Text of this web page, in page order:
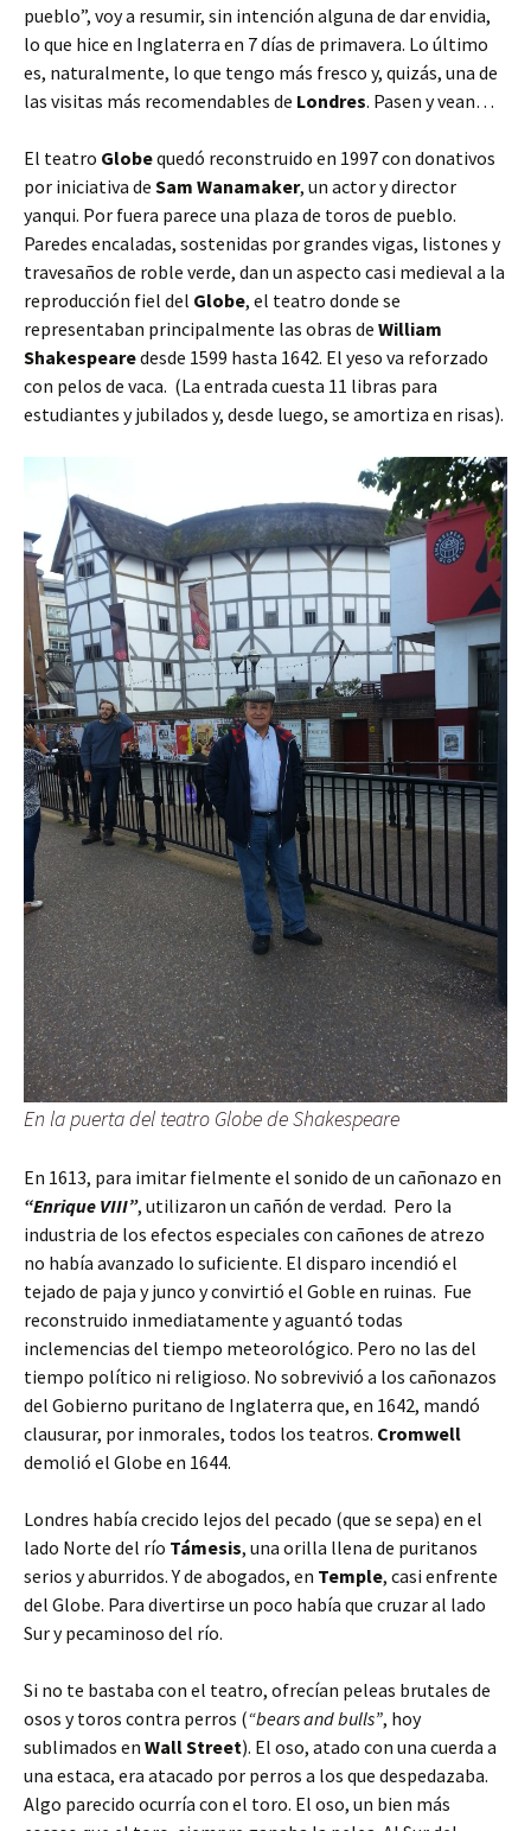
pueblo”, voy a resumir, sin intención alguna de dar envidia,
lo que hice en Inglaterra en 7 días de primavera. Lo último
es, naturalmente, lo que tengo más fresco y, quizás, una de
las visitas más recomendables de Londres. Pasen y vean…
El teatro Globequedó reconstruido en 1997 con donativos
por iniciativa de Sam Wanamaker, un actor y director
yanqui. Por fuera parece una plaza de toros de pueblo.
Paredes encaladas, sostenidas por grandes vigas, listones y
travesaños de roble verde, dan un aspecto casi medieval a la
reproducción fiel del Globe, el teatro donde se
representaban principalmente las obras de William
Shakespearedesde 1599 hasta 1642. El yeso va reforzado
con pelos de vaca. (La entrada cuesta 11 libras para
estudiantes y jubilados y, desde luego, se amortiza en risas).
En la puerta del teatro Globe de Shakespeare
En 1613, para imitar fielmente el sonido de un cañonazo en
“Enrique VIII”, utilizaron un cañón de verdad. Pero la
industria de los efectos especiales con cañones de atrezo
no había avanzado lo suficiente. El disparo incendió el
tejado de paja y junco y convirtió el Goble en ruinas. Fue
reconstruido inmediatamente y aguantó todas
inclemencias del tiempo meteorológico. Pero no las del
tiempo político ni religioso. No sobrevivió a los cañonazos
del Gobierno puritano de Inglaterra que, en 1642, mandó
clausurar, por inmorales, todos los teatros. Cromwell
demolió el Globe en 1644.
Londres había crecido lejos del pecado (que se sepa) en el
lado Norte del río Támesis, una orilla llena de puritanos
serios y aburridos. Y de abogados, en Temple, casi enfrente
del Globe. Para divertirse un poco había que cruzar al lado
Sur y pecaminoso del río.
Si no te bastaba con el teatro, ofrecían peleas brutales de
osos y toros contra perros (“bears and bulls”, hoy
sublimados en Wall Street). El oso, atado con una cuerda a
una estaca, era atacado por perros a los que despedazaba.
Algo parecido ocurría con el toro. El oso, un bien más